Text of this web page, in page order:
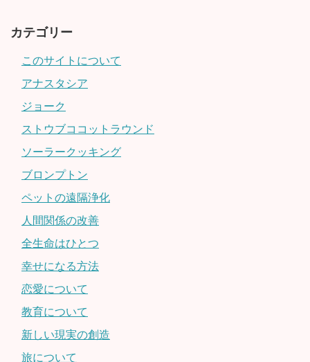
カテゴリー
このサイトについて
アナスタシア
ジョーク
ストウブココットラウンド
ソーラークッキング
ブロンプトン
ペットの遠隔浄化
人間関係の改善
全生命はひとつ
幸せになる方法
恋愛について
教育について
新しい現実の創造
旅について